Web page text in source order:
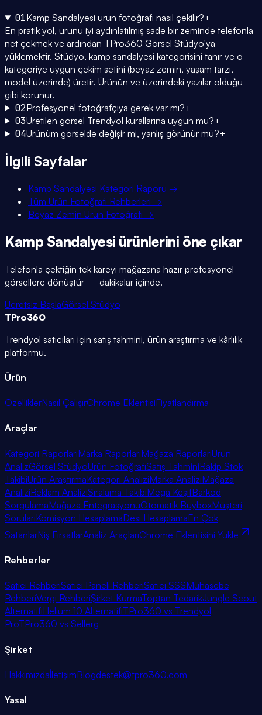
01Kamp Sandalyesi ürün fotoğrafı nasıl çekilir?+
En pratik yol, ürünü iyi aydınlatılmış sade bir zeminde telefonla
net çekmek ve ardından TPro360 Görsel Stüdyo'ya
yüklemektir. Stüdyo, kamp sandalyesi kategorisini tanır ve o
kategoriye uygun çekim setini (beyaz zemin, yaşam tarzı,
model üzerinde) üretir. Ürünün ve üzerindeki yazılar olduğu
gibi korunur.
02Profesyonel fotoğrafçıya gerek var mı?+
03Üretilen görsel Trendyol kurallarına uygun mu?+
04Ürünüm görselde değişir mi, yanlış görünür mü?+
İlgili Sayfalar
Kamp Sandalyesi Kategori Raporu →
Tüm Ürün Fotoğrafı Rehberleri →
Beyaz Zemin Ürün Fotoğrafı →
Kamp Sandalyesi ürünlerini öne çıkar
Telefonla çektiğin tek kareyi mağazana hazır profesyonel
görsellere dönüştür — dakikalar içinde.
Ücretsiz BaşlaGörsel Stüdyo
TPro360
Trendyol satıcıları için satış tahmini, ürün araştırma ve kârlılık
platformu.
Ürün
ÖzelliklerNasıl ÇalışırChrome EklentisiFiyatlandırma
Araçlar
Kategori RaporlarıMarka RaporlarıMağaza RaporlarıÜrün
AnalizGörsel StüdyoÜrün FotoğrafıSatış TahminiRakip Stok
TakibiÜrün AraştırmaKategori AnaliziMarka AnaliziMağaza
AnaliziReklam AnaliziSıralama TakibiMega KeşifBarkod
SorgulamaMağaza EntegrasyonuOtomatik BuyboxMüşteri
SorularıKomisyon HesaplamaDesi HesaplamaEn Çok
SatanlarNiş FırsatlarAnaliz AraçlarıChrome Eklentisini Yükle
Rehberler
Satıcı RehberiSatıcı Paneli RehberiSatıcı SSSMuhasebe
RehberiVergi RehberiŞirket KurmaToptan TedarikJungle Scout
AlternatifiHelium 10 AlternatifiTPro360 vs Trendyol
ProTPro360 vs Sellerg
Şirket
HakkımızdaİletişimBlogdestek@tpro360.com
Yasal